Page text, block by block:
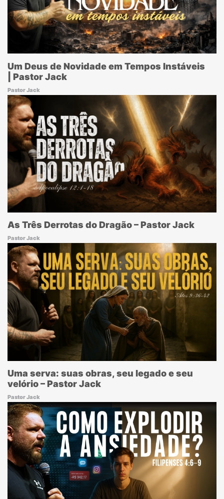
Um Deus de Novidade em Tempos Instáveis
| Pastor Jack
Pastor Jack
As Três Derrotas do Dragão – Pastor Jack
Pastor Jack
Uma serva: suas obras, seu legado e seu
velório – Pastor Jack
Pastor Jack